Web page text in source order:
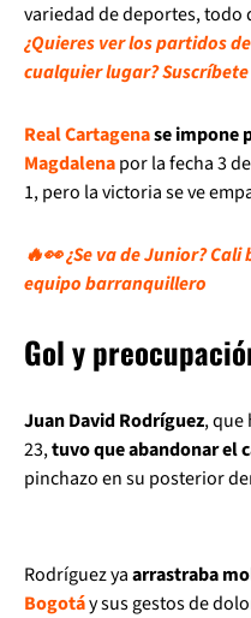
variedad de deportes,
¿Quieres ver los partidos
cualquier lugar?
Real Cartagenase impone
Magdalenapor la fecha 3
1, pero la victoria se ve
🔥👀 ¿Se va de Junior?
equipo barranquillero
Gol y
Juan David Rodríguez, que
23,tuvo que abandonar el
pinchazo en su posterior
Rodríguez yaarrastraba
Bogotáy sus gestos de